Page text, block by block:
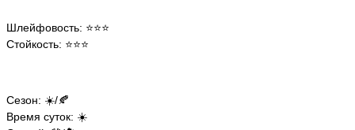
Шлейфовость: ⭐️⭐️⭐️
Стойкость: ⭐️⭐️⭐️
Сезон: ☀️/🍂
Время суток: ☀️